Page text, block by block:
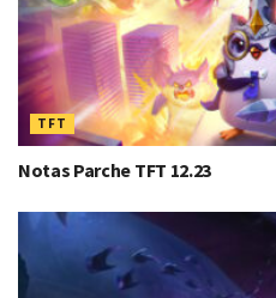
TFT
Notas Parche TFT 12.23